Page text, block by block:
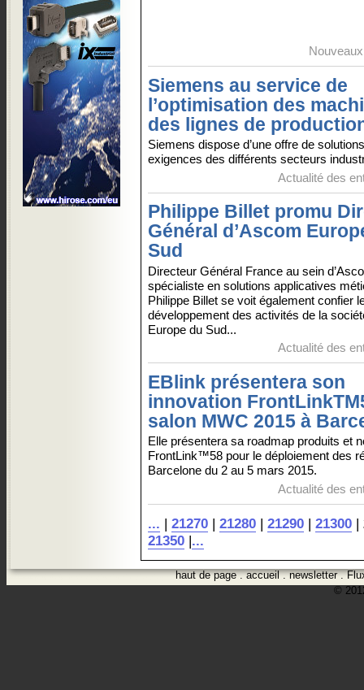
Siemens au service de
l’optimisation des
des lignes de
Siemens dispose d’une offre de
exigences des différents secteurs
Actualité des
Philippe Billet promu
Général d’Ascom
Sud
Directeur Général France au sein
spécialiste en solutions applicatives
Philippe Billet se voit également confier
développement des activités de la
Europe du Sud...
Actualité des
EBlink présentera son
innovation
salon MWC 2015 à
Elle présentera sa roadmap produits et
FrontLink™58 pour le déploiement des
Barcelone du 2 au 5 mars 2015.
Actualité des
... | 21270 | 21280 | 21290 | 21300 |
21350 |...
haut de page.accueil.newsletter.
©